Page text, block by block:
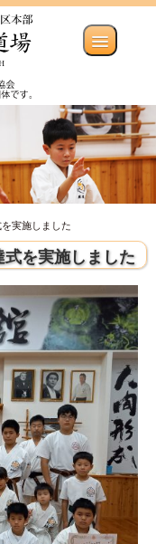
実施しました
を実施しました